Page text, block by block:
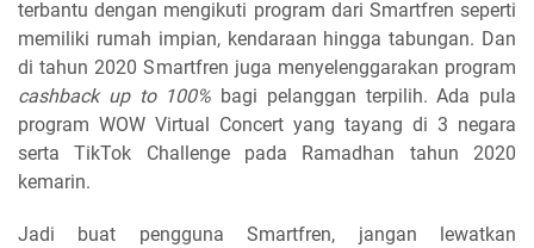
terbantu dengan mengikuti program dari Smartfren seperti
memiliki rumah impian, kendaraan hingga tabungan. Dan
di tahun 2020 Smartfren juga menyelenggarakan program
cashback up to 100% bagi pelanggan terpilih. Ada pula
program WOW Virtual Concert yang tayang di 3 negara
serta TikTok Challenge pada Ramadhan tahun 2020
kemarin.
Jadi buat pengguna Smartfren, jangan lewatkan